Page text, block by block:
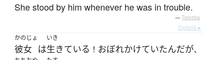
She stood by him whenever he was in trouble.
— Tatoeba
Details ▸
かのじょ
彼女 は
いき
生きている ！ おぼれかけていたんだが、